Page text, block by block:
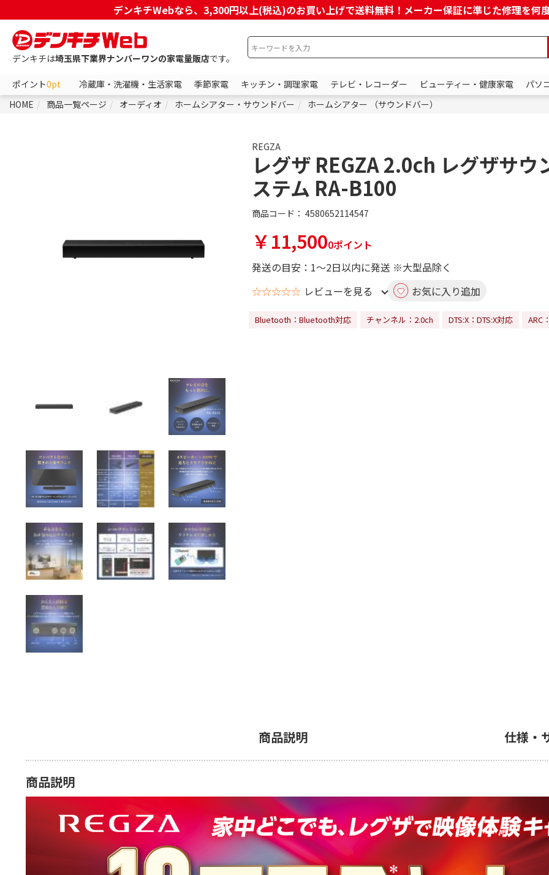
デンキチWebなら、3,300円以上(税込)のお買い上げで送料無料！メーカー保証に準じた修理を何
デンキチは埼玉県下業界ナンバーワンの家電量販店です。
ポイント0pt 冷蔵庫・洗濯機・生活家電 季節家電 キッチン・調理家電 テレビ・レコーダー ビューティー・健康家電
パソ
HOME
商品一覧ページ オーディオ ホームシアター・サウンドバー ホームシアター （サウンドバー）
REGZA
レグザ REGZA 2.0ch レグザサウ
ステム RA-B100
商品コード： 4580652114547
￥11,5000ポイント
発送の目安：1～2日以内に発送 ※大型品除く
☆☆☆☆☆ レビューを見る お気に入り追加
Bluetooth：Bluetooth対応 チャンネル：2.0ch DTS:X：DTS:X対応 ARC
商品説明 仕様・
商品説明